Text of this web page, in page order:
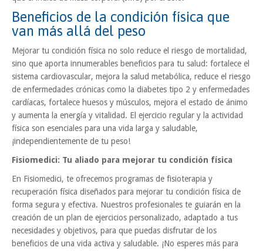
Beneficios de la condición física que
van más allá del peso
Mejorar tu condición física no solo reduce el riesgo de mortalidad,
sino que aporta innumerables beneficios para tu salud: fortalece el
sistema cardiovascular, mejora la salud metabólica, reduce el riesgo
de enfermedades crónicas como la diabetes tipo 2 y enfermedades
cardíacas, fortalece huesos y músculos, mejora el estado de ánimo
y aumenta la energía y vitalidad. El ejercicio regular y la actividad
física son esenciales para una vida larga y saludable,
¡independientemente de tu peso!
Fisiomedici: Tu aliado para mejorar tu condición física
En Fisiomedici, te ofrecemos programas de fisioterapia y
recuperación física diseñados para mejorar tu condición física de
forma segura y efectiva. Nuestros profesionales te guiarán en la
creación de un plan de ejercicios personalizado, adaptado a tus
necesidades y objetivos, para que puedas disfrutar de los
beneficios de una vida activa y saludable. ¡No esperes más para